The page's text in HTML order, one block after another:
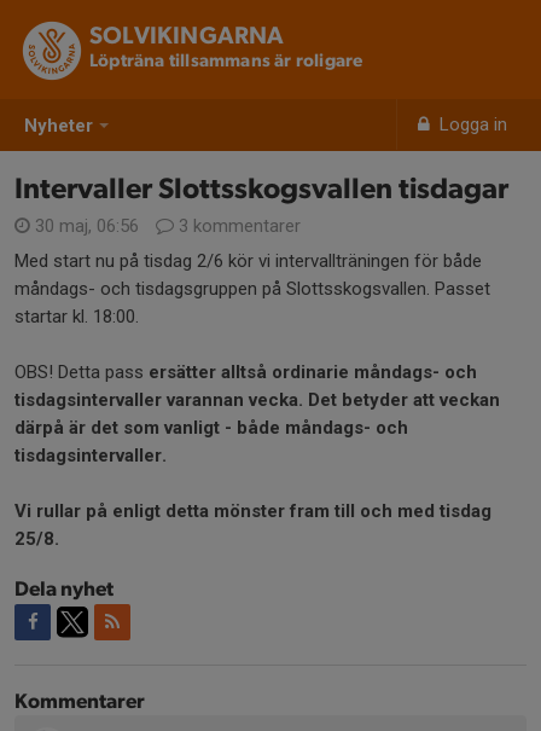
Nyheter Logga in
SOLVIKINGARNA
Löpträna tillsammans är roligare
Intervaller Slottsskogsvallen tisdagar
30 maj, 06:56
3 kommentarer
Med start nu på tisdag 2/6 kör vi intervallträningen för både
måndags- och tisdagsgruppen på Slottsskogsvallen. Passet
startar kl. 18:00.
OBS! Detta pass ersätter alltså ordinarie måndags- och
tisdagsintervaller varannan vecka. Det betyder att veckan
därpå är det som vanligt - både måndags- och
tisdagsintervaller.
Vi rullar på enligt detta mönster fram till och med tisdag
25/8.
Dela nyhet
Kommentarer